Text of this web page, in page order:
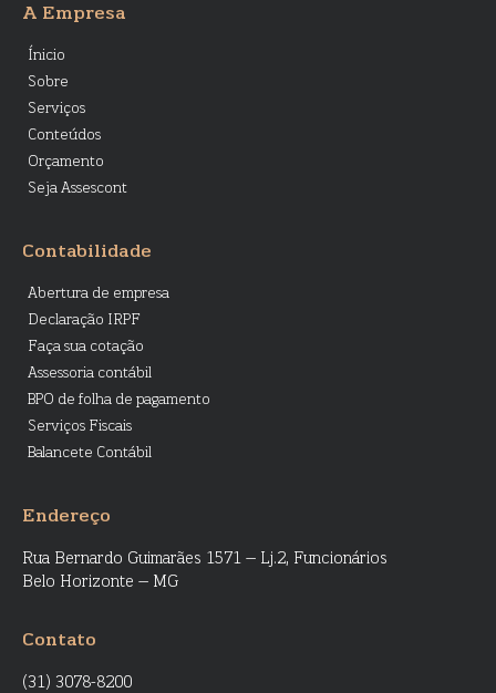
A Empresa
Ínicio
Sobre
Serviços
Conteúdos
Orçamento
Seja Assescont
Contabilidade
Abertura de empresa
Declaração IRPF
Faça sua cotação
Assessoria contábil
BPO de folha de pagamento
Serviços Fiscais
Balancete Contábil
Endereço
Rua Bernardo Guimarães 1571 – Lj.2, Funcionários
Belo Horizonte – MG
Contato
(31) 3078-8200